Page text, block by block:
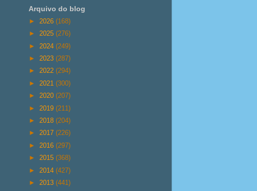
Arquivo do blog
► 2026 (168)
► 2025 (276)
► 2024 (249)
► 2023 (287)
► 2022 (294)
► 2021 (300)
► 2020 (207)
► 2019 (211)
► 2018 (204)
► 2017 (226)
► 2016 (297)
► 2015 (368)
► 2014 (427)
► 2013 (441)